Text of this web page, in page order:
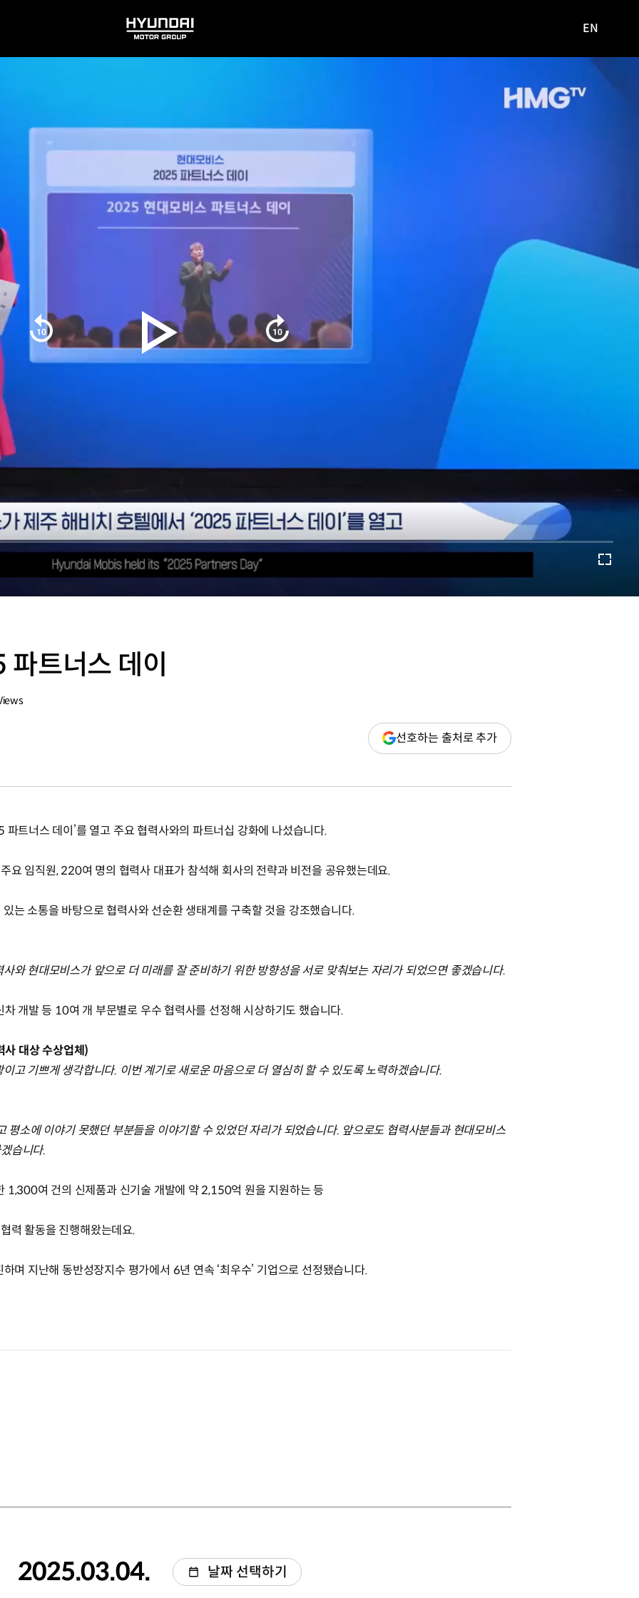
HYUNDAI
MOTOR
사이트로
이동
EN
트너스 데이
선호하는 출처로 추가(새
창
트너스 데이’를 열고 주요 협력사와의 파트너십 강화에 나섰습니다.
요 임직원, 220여 명의 협력사 대표가 참석해 회사의 전략과 비전을 공유했는데요.
는 소통을 바탕으로 협력사와 선순환 생태계를 구축할 것을 강조했습니다.
와 현대모비스가 앞으로 더 미래를 잘 준비하기 위한 방향성을 서로 맞춰보는 자리가 되었으면 좋겠습니다.
개발 등 10여 개 부문별로 우수 협력사를 선정해 시상하기도 했습니다.
대상 수상업체)
고 기쁘게 생각합니다. 이번 계기로 새로운 마음으로 더 열심히 할 수 있도록 노력하겠습니다.
평소에 이야기 못했던 부분들을 이야기할 수 있었던 자리가 되었습니다. 앞으로도 협력사분들과 현대모비스
습니다.
1,300여 건의 신제품과 신기술 개발에 약 2,150억 원을 지원하는 등
력 활동을 진행해왔는데요.
며 지난해 동반성장지수 평가에서 6년 연속 ‘최우수’ 기업으로 선정됐습니다.
2025.03.04. 날짜 선택하기